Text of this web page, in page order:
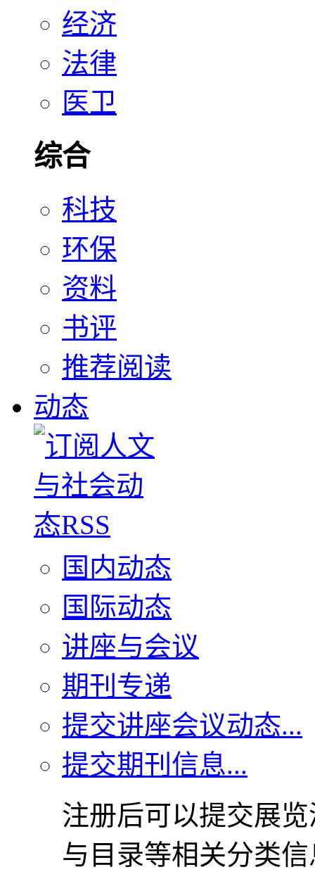
经济
法律
医卫
综合
科技
环保
资料
书评
推荐阅读
动态
国内动态
国际动态
讲座与会议
期刊专递
提交讲座会议动态...
提交期刊信息...
注册后可以提交展
与目录等相关分类